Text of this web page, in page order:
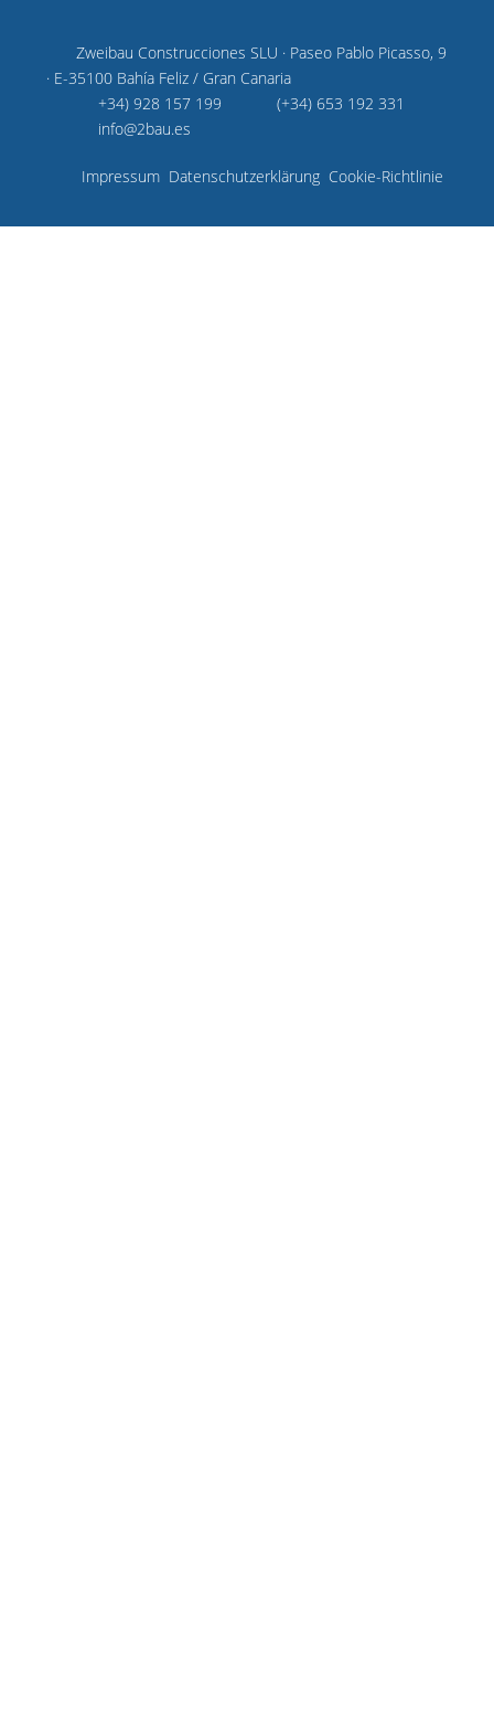
Zweibau Construcciones SLU · Paseo Pablo Picasso, 9
· E-35100 Bahía Feliz / Gran Canaria
+34) 928 157 199
(+34) 653 192 331
info@2bau.es
Impressum Datenschutzerklärung Cookie-Richtlinie